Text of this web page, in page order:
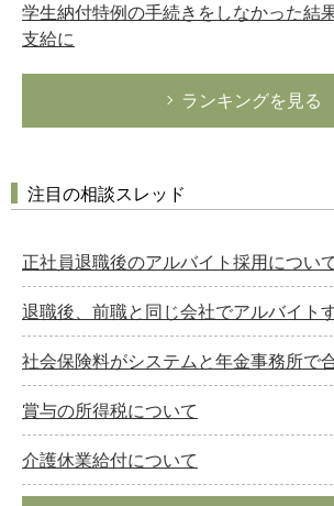
学生納付特例の手続きをしなかった結
支給に
ランキングを見る
注目の相談スレッド
正社員退職後のアルバイト採用につい
退職後、前職と同じ会社でアルバイト
社会保険料がシステムと年金事務所で
賞与の所得税について
介護休業給付について